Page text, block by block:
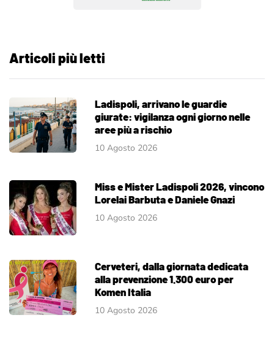
Articoli più letti
Ladispoli, arrivano le guardie
giurate: vigilanza ogni giorno nelle
aree più a rischio
10 Agosto 2026
Miss e Mister Ladispoli 2026, vincono
Lorelai Barbuta e Daniele Gnazi
10 Agosto 2026
Cerveteri, dalla giornata dedicata
alla prevenzione 1.300 euro per
Komen Italia
10 Agosto 2026